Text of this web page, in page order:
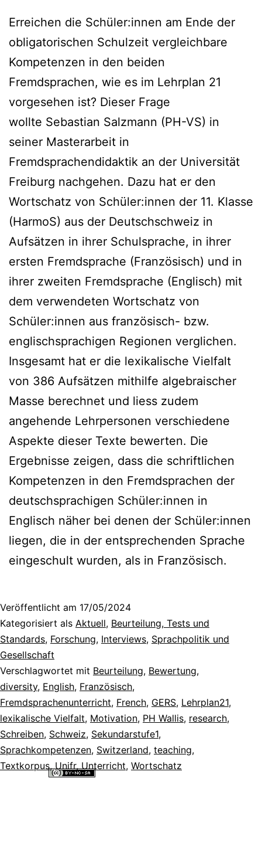
Erreichen die Schüler:innen am Ende der
obligatorischen Schulzeit vergleichbare
Kompetenzen in den beiden
Fremdsprachen, wie es im Lehrplan 21
vorgesehen ist? Dieser Frage
wollte Sebastian Salzmann (PH-VS) in
seiner Masterarbeit in
Fremdsprachendidaktik an der Universität
Freiburg nachgehen. Dazu hat er den
Wortschatz von Schüler:innen der 11. Klasse
(HarmoS) aus der Deutschschweiz in
Aufsätzen in ihrer Schulsprache, in ihrer
ersten Fremdsprache (Französisch) und in
ihrer zweiten Fremdsprache (Englisch) mit
dem verwendeten Wortschatz von
Schüler:innen aus französisch- bzw.
englischsprachigen Regionen verglichen.
Insgesamt hat er die lexikalische Vielfalt
von 386 Aufsätzen mithilfe algebraischer
Masse berechnet und liess zudem
angehende Lehrpersonen verschiedene
Aspekte dieser Texte bewerten. Die
Ergebnisse zeigen, dass die schriftlichen
Kompetenzen in den Fremdsprachen der
deutschsprachigen Schüler:innen in
Englisch näher bei denen der Schüler:innen
liegen, die in der entsprechenden Sprache
eingeschult wurden, als in Französisch.
Veröffentlicht am 17/05/2024
Kategorisiert als Aktuell, Beurteilung, Tests und
Standards, Forschung, Interviews, Sprachpolitik und
Gesellschaft
Verschlagwortet mit Beurteilung, Bewertung,
diversity, English, Französisch,
Fremdsprachenunterricht, French, GERS, Lehrplan21,
lexikalische Vielfalt, Motivation, PH Wallis, research,
Schreiben, Schweiz, Sekundarstufe1,
Sprachkompetenzen, Switzerland, teaching,
Textkorpus, Unifr, Unterricht, Wortschatz